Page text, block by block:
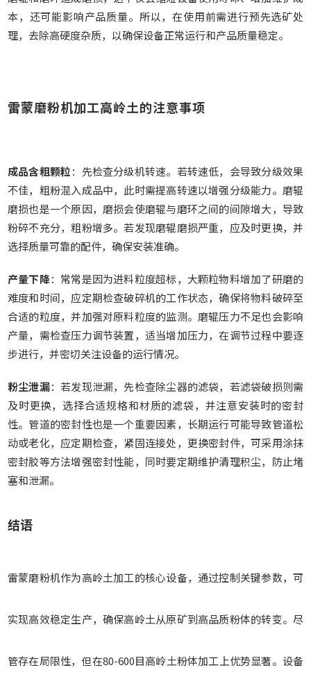
本，还可能影响产品质量。所以，在使用前需进行预先选矿处
理，去除高硬度杂质，以确保设备正常运行和产品质量稳定。
雷蒙磨粉机加工高岭土的注意事项
成品含粗颗粒：先检查分级机转速。若转速低，会导致分级效果
不佳，粗粉混入成品中，此时需提高转速以增强分级能力。磨辊
磨损也是一个原因，磨损会使磨辊与磨环之间的间隙增大，导致
粉碎不充分，粗粉增多。若发现磨辊磨损严重，应及时更换，并
选择质量可靠的配件，确保安装准确。
产量下降：常常是因为进料粒度超标，大颗粒物料增加了研磨的
难度和时间，应定期检查破碎机的工作状态，确保将物料破碎至
合适的粒度，并加强对原料粒度的监测。磨辊压力不足也会影响
产量，需检查压力调节装置，适当增加压力，在调节过程中要逐
步进行，并密切关注设备的运行情况。
粉尘泄漏：若发现泄漏，先检查除尘器的滤袋，若滤袋破损则需
及时更换，选择合适规格和材质的滤袋，并注意安装时的密封
性。管道的密封性也是一个重要因素，长期运行可能导致管道松
动或老化，应定期检查，紧固连接处，更换密封件，可采用涂抹
密封胶等方法增强密封性能，同时要定期维护清理积尘，防止堵
塞和泄漏。
结语
雷蒙磨粉机作为高岭土加工的核心设备，通过控制关键参数，可
实现高效稳定生产，确保高岭土从原矿到高品质粉体的转变。尽
管存在局限性，但在80-600目高岭土粉体加工上优势显著。设备